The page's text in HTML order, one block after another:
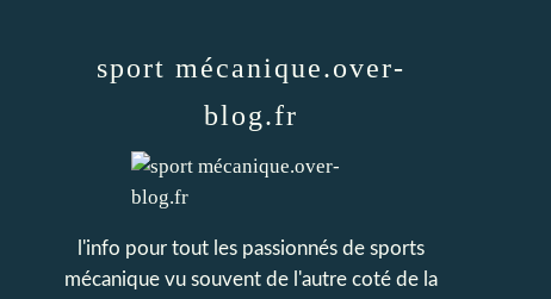
sport mécanique.over-
blog.fr
l'info pour tout les passionnés de sports
mécanique vu souvent de l'autre coté de la